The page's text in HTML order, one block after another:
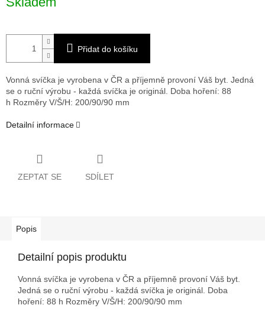
cena:
Přidat do košíku
Vonná svíčka je vyrobena v ČR a příjemně provoní Váš byt. Jedná
se o ruční výrobu - každá svíčka je originál. Doba hoření: 88
h Rozměry V/Š/H: 200/90/90 mm
Detailní informace
ZEPTAT SE SDÍLET
Popis
Detailní popis produktu
Vonná svíčka je vyrobena v ČR a příjemně provoní Váš byt.
Jedná se o ruční výrobu - každá svíčka je originál. Doba
hoření: 88 h Rozměry V/Š/H: 200/90/90 mm